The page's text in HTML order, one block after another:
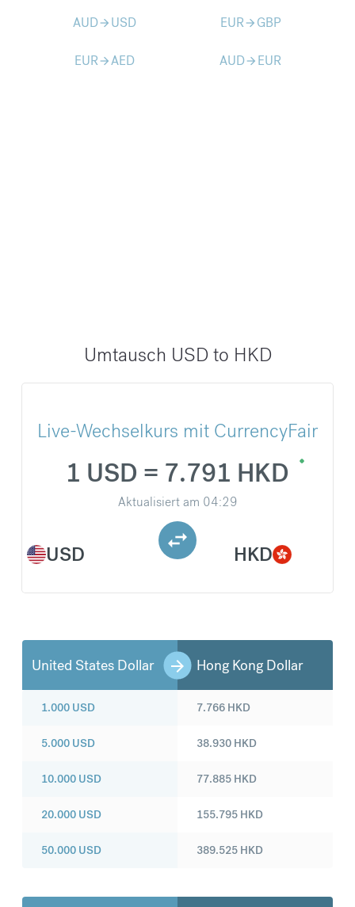
AUDarrow_forward USD EURarrow_forward GBP
EURarrow_forwardAED AUDarrow_forward EUR
Umtausch USD to HKD
Live-Wechselkurs mit CurrencyFair
USD
1 USD = 7.791 HKD
Aktualisiert am 04:29
HKD
United States Dollar Hong Kong Dollar
1.000 USD
5.000 USD
10.000 USD
20.000 USD
50.000 USD
7.766 HKD
38.930 HKD
77.885 HKD
155.795 HKD
389.525 HKD